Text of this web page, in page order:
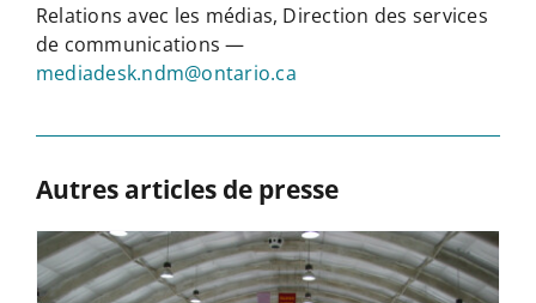
Relations avec les médias, Direction des services
de communications —
mediadesk.ndm@ontario.ca
Autres articles de presse